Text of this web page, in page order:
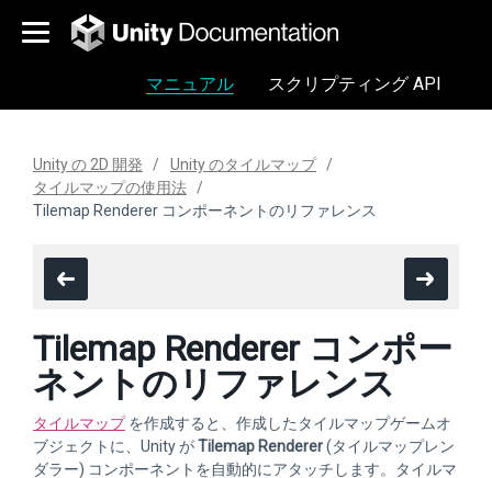
マニュアル スクリプティング API
Unity の 2D 開発
Unity のタイルマップ
タイルマップの使用法
Tilemap Renderer コンポーネントのリファレンス
Tilemap Renderer コンポー
ネントのリファレンス
タイルマップを作成すると、作成したタイルマップゲームオ
ブジェクトに、Unity がTilemap Renderer(タイルマップレン
ダラー) コンポーネントを自動的にアタッチします。タイルマ